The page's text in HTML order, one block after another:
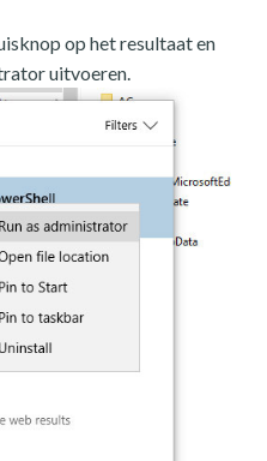
op het resultaat en
uitvoeren.